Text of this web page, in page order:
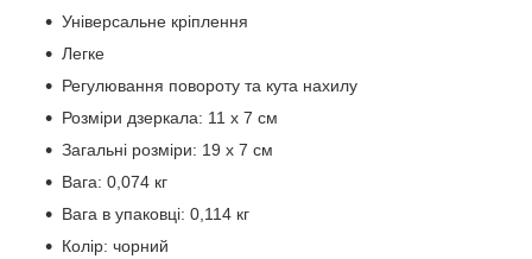
Універсальне кріплення
Легке
Регулювання повороту та кута нахилу
Розміри дзеркала: 11 x 7 см
Загальні розміри: 19 x 7 см
Вага: 0,074 кг
Вага в упаковці: 0,114 кг
Колір: чорний